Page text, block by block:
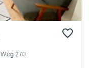
270